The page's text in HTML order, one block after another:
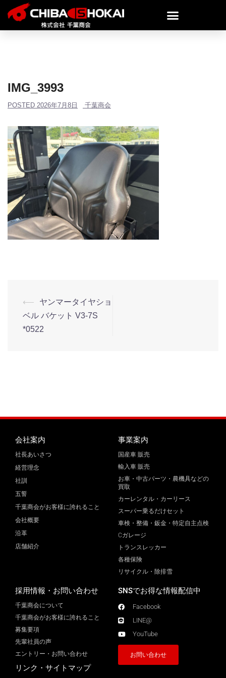
IMG_3993
POSTED 2026年7月8日 千葉商会
⟵
ヤンマータイヤショ
ベル バケット V3-7S
*0522
会社案内
社長あいさつ
経営理念
社訓
五誓
千葉商会がお客様に誇れること
会社概要
沿革
店舗紹介
事業案内
国産車 販売
輸入車 販売
お車・中古パーツ・農機具などの
買取
カーレンタル・カーリース
スーパー乗るだけセット
車検・整備・鈑金・特定自主点検
Cガレージ
トランスレッカー
各種保険
リサイクル・除排雪
採用情報・お問い合わせ
千葉商会について
千葉商会がお客様に誇れること​
募集要項
先輩社員の声
エントリー・お問い合わせ
リンク・サイトマップ
SNSでお得な情報配信中
Facebook
LINE@
YouTube
お問い合わせ